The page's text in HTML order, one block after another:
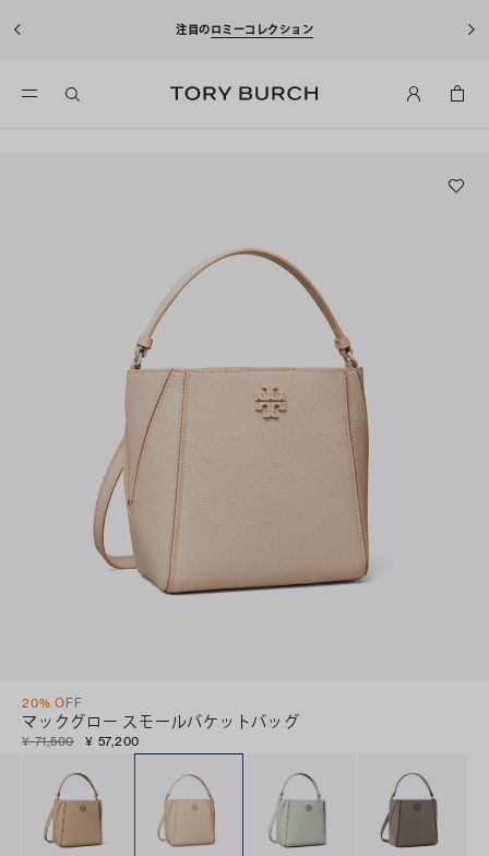
注目のロミーコレクション
20% OFF
マックグロー スモールバケットバッグ
¥ 71,500 ¥ 57,200